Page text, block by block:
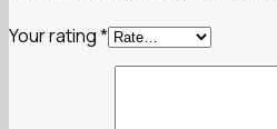
Your rating*